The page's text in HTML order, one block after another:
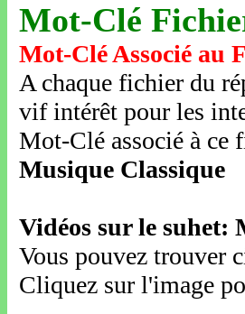
Mot-Clé
Mot-Clé Associé au
A chaque fichier du
vif intérêt pour les
Mot-Clé associé à ce
Musique Classique
Vidéos sur le suhet:
Vous pouvez trouver
Cliquez sur l'image